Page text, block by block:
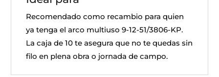
Recomendado como recambio para quien
ya tenga el arco multiuso 9-12-51/3806-KP.
La caja de 10 te asegura que no te quedas sin
filo en plena obra o jornada de campo.